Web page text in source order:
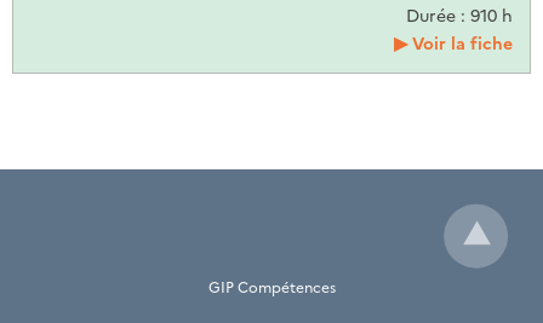
Durée : 910 h
Voir la fiche
GIP Compétences